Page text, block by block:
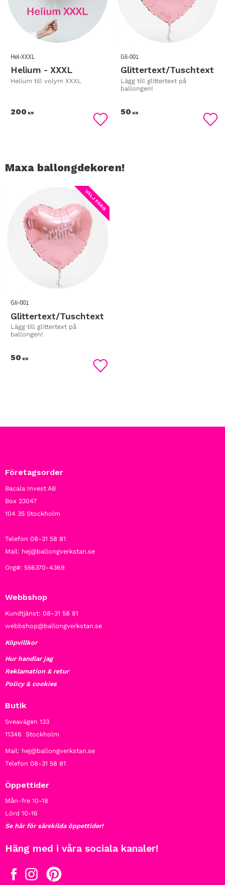
Helium - XXXL
Helium till volym XXXL
Hel-XXXL
200 KR
Lägg till i favoriter
Glittertext/Tuschtext
Lägg till glittertext på
ballongen!
Gli-001
50 KR
Maxa ballongdekoren!
Glittertext/Tuschtext
Lägg till glittertext på
ballongen!
Gli-001
50 KR
VÄLJ FÄRG
Lägg till i favoriter
Företagsorder
Bacala Invest AB
Box 23047
104 35 Stockholm
Telefon 08-31 58 81
Mail: hej@ballongverkstan.se
Org#: 556370-4369
Webbshop
Kundtjänst: 08-31 58 81
webbshop@ballongverkstan.se
Köpvillkor
Hur handlar jag
Reklamation & retur
Policy & cookies
Butik
Sveavägen 133
11346 Stockholm
Mail: hej@ballongverkstan.se
Telefon 08-31 58 81
Öppettider
Mån-fre 10-18
Lörd 10-16
Se här för särskilda öppettider!
Häng med i våra sociala kanaler!